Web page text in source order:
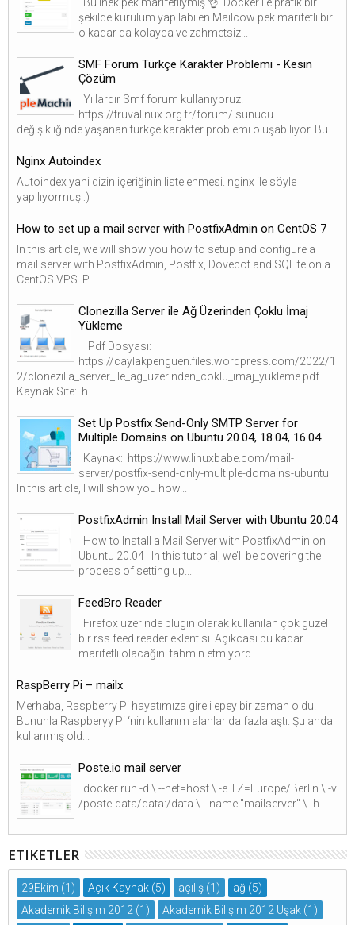
şekilde kurulum yapılabilen Mailcow pek marifetli bir
o kadar da kolayca ve zahmetsiz...
SMF Forum Türkçe Karakter Problemi - Kesin
Çözüm
Yıllardır Smf forum kullanıyoruz.
https://truvalinux.org.tr/forum/ sunucu
değişikliğinde yaşanan türkçe karakter problemi oluşabiliyor. Bu...
Nginx Autoindex
Autoindex yani dizin içeriğinin listelenmesi. nginx ile söyle
yapılıyormuş :)
How to set up a mail server with PostfixAdmin on CentOS 7
In this article, we will show you how to setup and configure a
mail server with PostfixAdmin, Postfix, Dovecot and SQLite on a
CentOS VPS. P...
Clonezilla Server ile Ağ Üzerinden Çoklu İmaj
Yükleme
Pdf Dosyası:
https://caylakpenguen.files.wordpress.com/2022/1
2/clonezilla_server_ile_ag_uzerinden_coklu_imaj_yukleme.pdf
Kaynak Site: h...
Set Up Postfix Send-Only SMTP Server for
Multiple Domains on Ubuntu 20.04, 18.04, 16.04
Kaynak: https://www.linuxbabe.com/mail-
server/postfix-send-only-multiple-domains-ubuntu
In this article, I will show you how...
PostfixAdmin Install Mail Server with Ubuntu 20.04
How to Install a Mail Server with PostfixAdmin on
Ubuntu 20.04 In this tutorial, we’ll be covering the
process of setting up...
FeedBro Reader
Firefox üzerinde plugin olarak kullanılan çok güzel
bir rss feed reader eklentisi. Açıkcası bu kadar
marifetli olacağını tahmin etmiyord...
RaspBerry Pi – mailx
Merhaba, Raspberry Pi hayatımıza gireli epey bir zaman oldu.
Bununla Raspberyy Pi ‘nin kullanım alanlarıda fazlalaştı. Şu anda
kullanmış old...
Poste.io mail server
docker run -d \ --net=host \ -e TZ=Europe/Berlin \ -v
/poste-data/data:/data \ --name "mailserver" \ -h ...
ETIKETLER
29Ekim (1) Açık Kaynak (5) açılış (1) ağ (5)
Akademik Bilişim 2012 (1) Akademik Bilişim 2012 Uşak (1)